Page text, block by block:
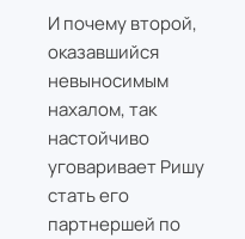
И почему второй,
оказавшийся
невыносимым
нахалом, так
настойчиво
уговаривает Ришу
стать его
партнершей по